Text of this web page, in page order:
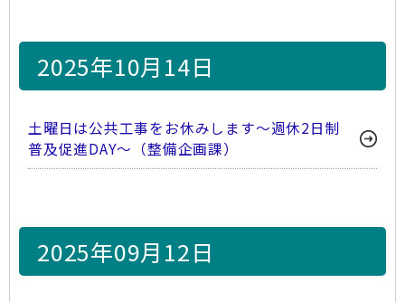
2025年10月14日
土曜日は公共工事をお休みします～週休2日制
普及促進DAY～（整備企画課）
2025年09月12日